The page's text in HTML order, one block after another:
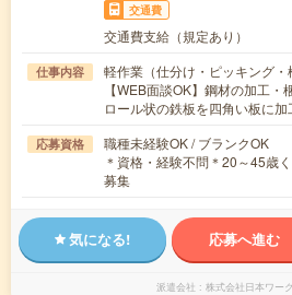
交通費
交通費支給（規定あり）
仕事内容
軽作業（仕分け・ピッキング・
【WEB面談OK】鋼材の加工
ロール状の鉄板を四角い板に
応募資格
職種未経験OK / ブランクOK
＊資格・経験不問＊20～45歳
募集
気になる! 応募へ進む
派遣会社 株式会社日本ワー